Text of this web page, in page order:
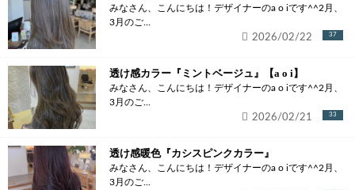
みなさん、こんにちは！デザイナーのa o iです^^2月、
3月のご...
37
2026/02/22
透け感カラー『ミントベージュ』【a o i】
みなさん、こんにちは！デザイナーのa o iです^^2月、
3月のご...
33
2026/02/21
透け感暖色『カシスピンクカラー』
みなさん、こんにちは！デザイナーのa o iです^^2月、
3月のご...